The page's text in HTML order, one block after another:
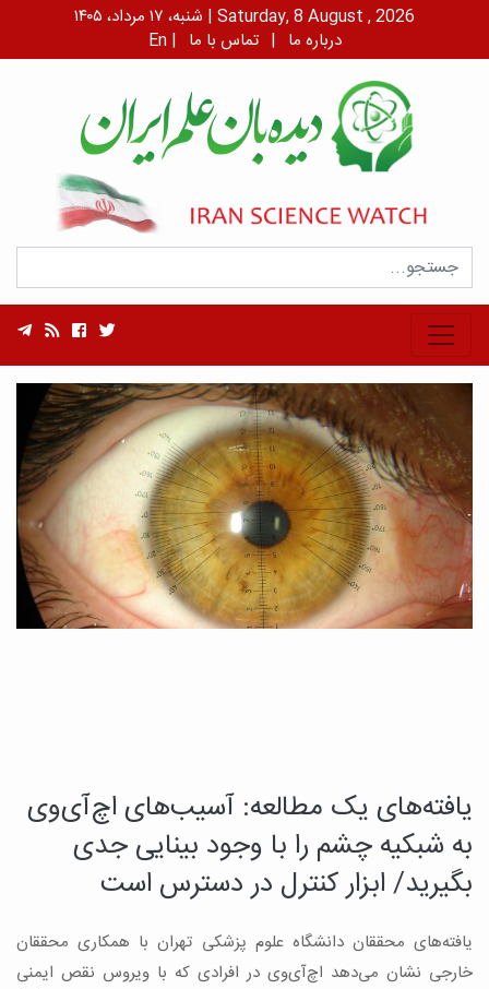
شنبه، ۱۷ مرداد، ۱۴۰۵ | Saturday, 8 August , 2026
En | درباره ما | تماس با ما
یافته‌های یک مطالعه: آسیب‌های اچ‌آی‌وی
به شبکیه چشم را با وجود بینایی جدی
بگیرید/ ابزار کنترل در دسترس است
یافته‌های محققان دانشگاه علوم پزشکی تهران با همکاری محققان
خارجی نشان می‌دهد اچ‌آی‌وی در افرادی که با ویروس نقص ایمنی